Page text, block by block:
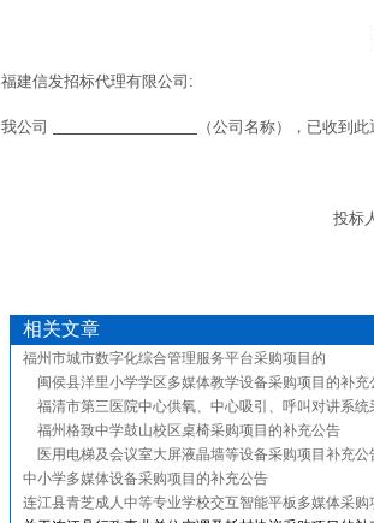
福建信发招标代理有限公司 :
我公司 （公司名称），已收到
投标
相关文章
福州市城市数字化综合管理服务平台采购项目的
闽侯县洋里小学学区多媒体教学设备采购项目的补充
福清市第三医院中心供氧、中心吸引、呼叫对讲系统
福州格致中学鼓山校区桌椅采购项目的补充公告
医用电梯及会议室大屏液晶墙等设备采购项目补充公
中小学多媒体设备采购项目的补充公告
连江县青芝成人中等专业学校交互智能平板多媒体采购